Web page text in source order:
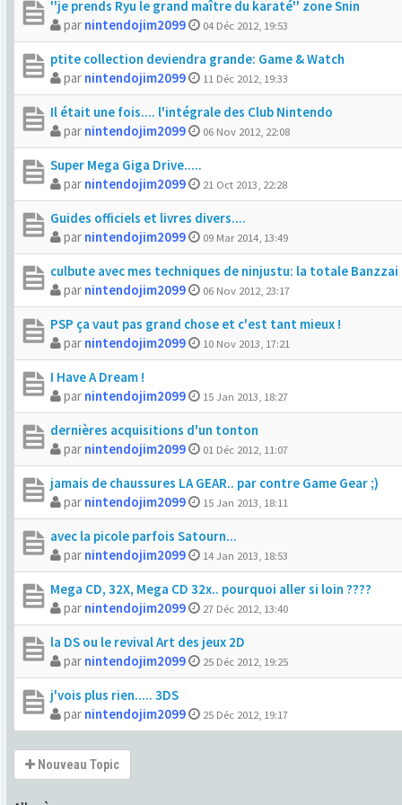
''je prends Ryu le grand maître du karaté'' zone Snin
par nintendojim2099 04 Déc 2012, 19:53
ptite collection deviendra grande: Game & Watch
par nintendojim2099 11 Déc 2012, 19:33
Il était une fois.... l'intégrale des Club Nintendo
par nintendojim2099 06 Nov 2012, 22:08
Super Mega Giga Drive.....
par nintendojim2099 21 Oct 2013, 22:28
Guides officiels et livres divers....
par nintendojim2099 09 Mar 2014, 13:49
culbute avec mes techniques de ninjustu: la totale Banzzai
par nintendojim2099 06 Nov 2012, 23:17
PSP ça vaut pas grand chose et c'est tant mieux !
par nintendojim2099 10 Nov 2013, 17:21
I Have A Dream !
par nintendojim2099 15 Jan 2013, 18:27
dernières acquisitions d'un tonton
par nintendojim2099 01 Déc 2012, 11:07
jamais de chaussures LA GEAR.. par contre Game Gear ;)
par nintendojim2099 15 Jan 2013, 18:11
avec la picole parfois Satourn...
par nintendojim2099 14 Jan 2013, 18:53
Mega CD, 32X, Mega CD 32x.. pourquoi aller si loin ????
par nintendojim2099 27 Déc 2012, 13:40
la DS ou le revival Art des jeux 2D
par nintendojim2099 25 Déc 2012, 19:25
j'vois plus rien..... 3DS
par nintendojim2099 25 Déc 2012, 19:17
Nouveau Topic